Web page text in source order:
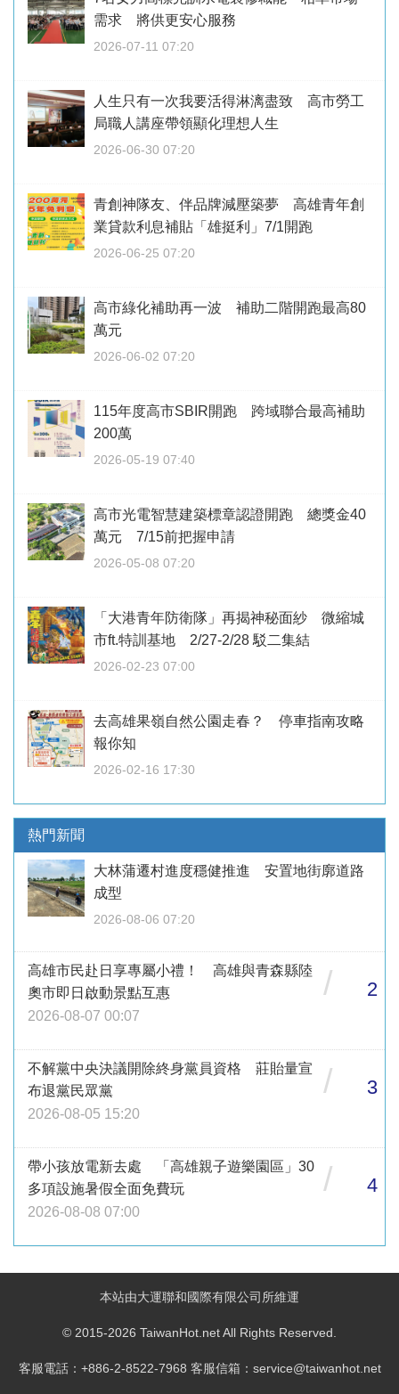
需求 將供更安心服務
2026-07-11 07:20
人生只有一次我要活得淋漓盡致 高市勞工
局職人講座帶領顯化理想人生
2026-06-30 07:20
青創神隊友、伴品牌減壓築夢 高雄青年創
業貸款利息補貼「雄挺利」7/1開跑
2026-06-25 07:20
高市綠化補助再一波 補助二階開跑最高80
萬元
2026-06-02 07:20
115年度高市SBIR開跑 跨域聯合最高補助
200萬
2026-05-19 07:40
高市光電智慧建築標章認證開跑 總獎金40
萬元 7/15前把握申請
2026-05-08 07:20
「大港青年防衛隊」再揭神秘面紗 微縮城
市ft.特訓基地 2/27-2/28 駁二集結
2026-02-23 07:00
去高雄果嶺自然公園走春？ 停車指南攻略
報你知
2026-02-16 17:30
熱門新聞
大林蒲遷村進度穩健推進 安置地街廓道路
成型
2026-08-06 07:20
高雄市民赴日享專屬小禮！ 高雄與青森縣陸
奧市即日啟動景點互惠
2026-08-07 00:07
/ 2
不解黨中央決議開除終身黨員資格 莊貽量宣
布退黨民眾黨
2026-08-05 15:20
/ 3
帶小孩放電新去處 「高雄親子遊樂園區」30
多項設施暑假全面免費玩
2026-08-08 07:00
/ 4
本站由大運聯和國際有限公司所維運
© 2015-2026 TaiwanHot.net All Rights Reserved.
客服電話：+886-2-8522-7968 客服信箱：service@taiwanhot.net